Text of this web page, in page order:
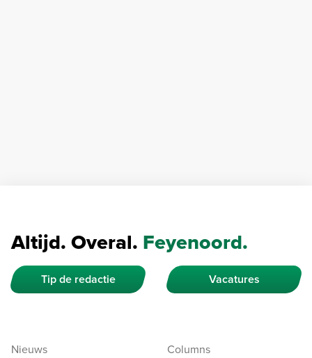
Altijd. Overal. Feyenoord.
Tip de redactie Vacatures
Nieuws
Columns